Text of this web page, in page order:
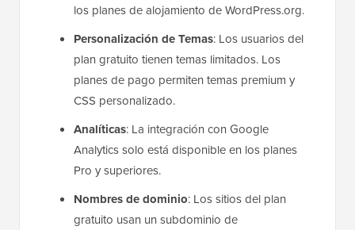
los planes de alojamiento de WordPress.org.
Personalización de Temas: Los usuarios del
plan gratuito tienen temas limitados. Los
planes de pago permiten temas premium y
CSS personalizado.
Analíticas: La integración con Google
Analytics solo está disponible en los planes
Pro y superiores.
Nombres de dominio: Los sitios del plan
gratuito usan un subdominio de